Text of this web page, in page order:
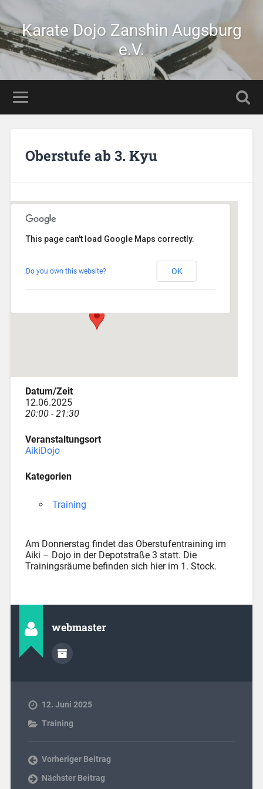
Karate Dojo Zanshin Augsburg
e.V.
Oberstufe ab 3. Kyu
Veranstaltungen
This page can't load Google Maps correctly.
Do you own this website? OK
Datum/Zeit
12.06.2025
20:00 - 21:30
Veranstaltungsort
AikiDojo
Kategorien
Training
Am Donnerstag findet das Oberstufentraining im
Aiki – Dojo in der Depotstraße 3 statt. Die
Trainingsräume befinden sich hier im 1. Stock.
webmaster
12. Juni 2025
Training
Vorheriger Beitrag
Nächster Beitrag